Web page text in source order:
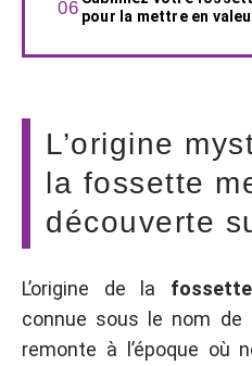
pour la mettre en
L’origine
la fossette
découverte
L’origine de la
connue sous le nom de
remonte à l’époque où